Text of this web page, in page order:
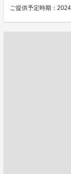
ご提供予定時期：